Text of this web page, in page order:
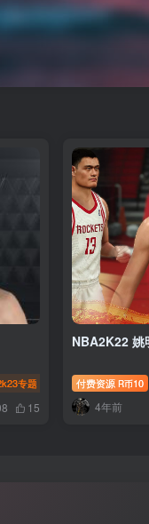
专题
15
NBA2K22 姚
付费资源 R币10
4年前